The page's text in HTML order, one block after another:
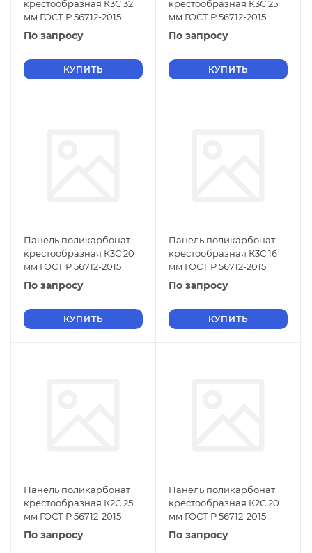
крестообразная К3С 32
мм ГОСТ Р 56712-2015
По запросу
КУПИТЬ
крестообразная К3С 25
мм ГОСТ Р 56712-2015
По запросу
КУПИТЬ
Панель поликарбонат
крестообразная К3С 20
мм ГОСТ Р 56712-2015
По запросу
КУПИТЬ
Панель поликарбонат
крестообразная К3С 16
мм ГОСТ Р 56712-2015
По запросу
КУПИТЬ
Панель поликарбонат
крестообразная К2С 25
мм ГОСТ Р 56712-2015
По запросу
Панель поликарбонат
крестообразная К2С 20
мм ГОСТ Р 56712-2015
По запросу